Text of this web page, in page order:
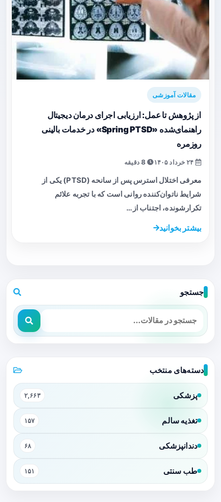
مقالات آموزشی
از پژوهش تا عمل: ارزیابی اجرای درمان دیجیتال
راهنمای‌شده «Spring PTSD» در خدمات بالینی
روزمره
8 دقیقه
معرفی اختلال استرس پس از سانحه (PTSD) یکی از
شرایط ناتوان‌کننده روانی است که با تجربه علائم
تکرارشونده، اجتناب از…
بیشتر بخوانید
جستجو
دسته‌های منتخب
پزشکی ۲,۶۶۳
تغذیه سالم ۱۵۷
دندانپزشکی ۶۸
طب سنتی ۱۵۱